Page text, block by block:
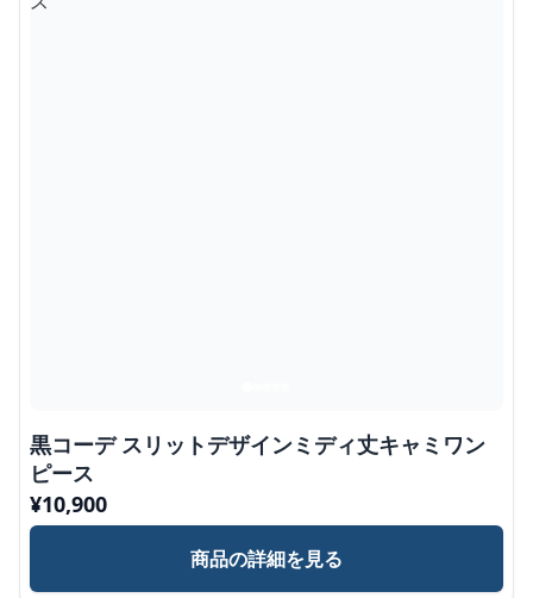
黒コーデ スリットデザインミディ丈キャミワン
ピース
¥10,900
商品の詳細を見る